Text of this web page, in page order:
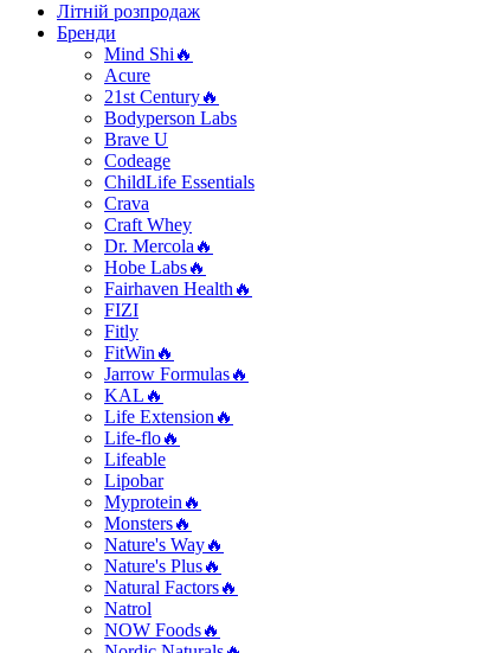
Літній розпродаж
Бренди
Mind Shi🔥
Acure
21st Century🔥
Bodyperson Labs
Brave U
Codeage
ChildLife Essentials
Crava
Craft Whey
Dr. Mercola🔥
Hobe Labs🔥
Fairhaven Health🔥
FIZI
Fitly
FitWin🔥
Jarrow Formulas🔥
KAL🔥
Life Extension🔥
Life-flo🔥
Lifeable
Lipobar
Myprotein🔥
Monsters🔥
Nature's Way🔥
Nature's Plus🔥
Natural Factors🔥
Natrol
NOW Foods🔥